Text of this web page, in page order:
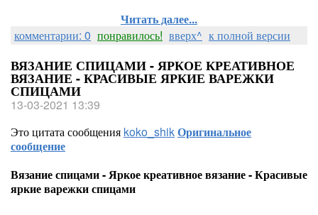
Читать далее...
комментарии: 0 понравилось! вверх^ к полной версии
ВЯЗАНИЕ СПИЦАМИ - ЯРКОЕ КРЕАТИВНОЕ
ВЯЗАНИЕ - КРАСИВЫЕ ЯРКИЕ ВАРЕЖКИ
СПИЦАМИ
13-03-2021 13:39
Это цитата сообщения koko_shikОригинальное
сообщение
Вязание спицами - Яркое креативное вязание - Красивые
яркие варежки спицами